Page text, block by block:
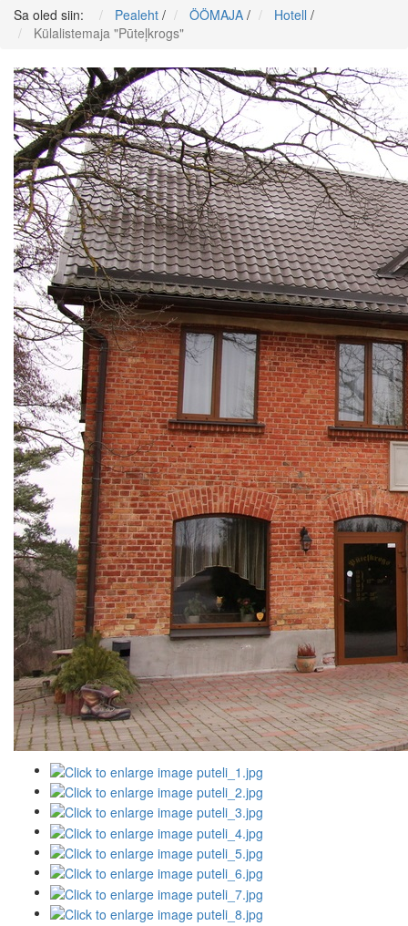
Sa oled siin:
Pealeht / ÖÖMAJA / Hotell /
Külalistemaja "Pūteļkrogs"